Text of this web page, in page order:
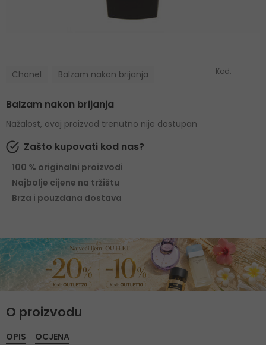
Chanel Balzam nakon brijanja Kod:
Balzam nakon brijanja
Nažalost, ovaj proizvod trenutno nije dostupan
Zašto kupovati kod nas?
100 % originalni proizvodi
Najbolje cijene na tržištu
Brza i pouzdana dostava
O proizvodu
OPIS OCJENA